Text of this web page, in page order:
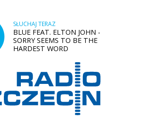
SŁUCHAJ TERAZ
BLUE FEAT. ELTON JOHN -
SORRY SEEMS TO BE THE
HARDEST WORD